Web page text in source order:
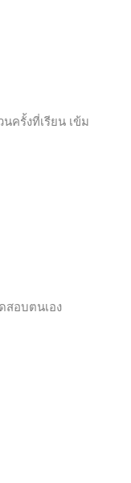
ครั้งที่เรียน เข้ม
สอบตนเอง